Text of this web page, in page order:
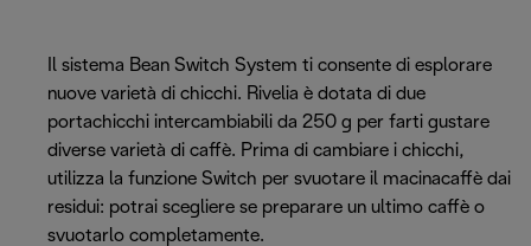
Il sistema Bean Switch System ti consente di esplorare
nuove varietà di chicchi. Rivelia è dotata di due
portachicchi intercambiabili da 250 g per farti gustare
diverse varietà di caffè. Prima di cambiare i chicchi,
utilizza la funzione Switch per svuotare il macinacaffè dai
residui: potrai scegliere se preparare un ultimo caffè o
svuotarlo completamente.